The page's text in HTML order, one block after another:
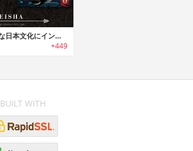
HANA｜古典的な日本文化にインスパイアされたラグジュアリートランプセット「ハナ」
+449
BUILT WITH